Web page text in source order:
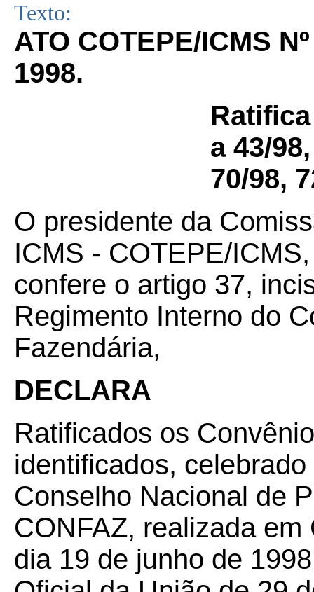
Texto:
ATO COTEPE/ICMS
1998.
a 43/
70/98,
O presidente da
ICMS - COTEPE/
confere o artigo 37,
Regimento Interno do
Fazendária,
DECLARA
Ratificados os
identificados,
Conselho Nacional de
CONFAZ, realizada
dia 19 de junho de